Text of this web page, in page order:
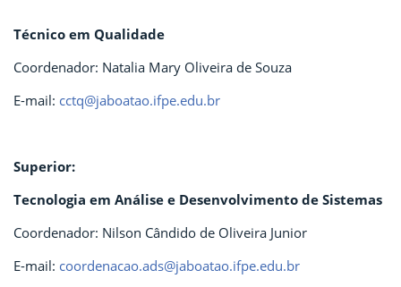
Técnico em Qualidade
Coordenador: Natalia Mary Oliveira de Souza
E-mail: cctq@jaboatao.ifpe.edu.br
Superior:
Tecnologia em Análise e Desenvolvimento de Sistemas
Coordenador: Nilson Cândido de Oliveira Junior
E-mail: coordenacao.ads@jaboatao.ifpe.edu.br